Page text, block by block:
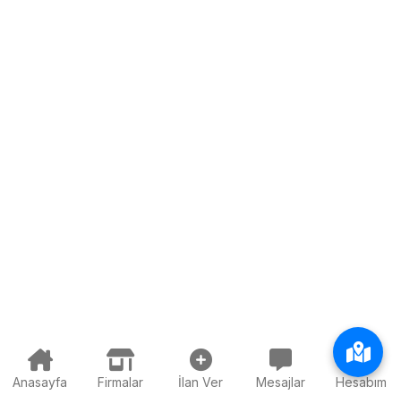
Anasayfa Firmalar İlan Ver Mesajlar Hesabım